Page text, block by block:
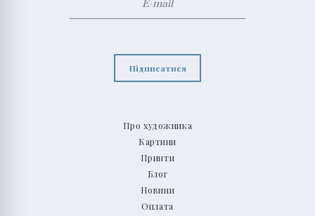
Про художника
Картини
Принти
Блог
Новини
Оплата
Підписатися